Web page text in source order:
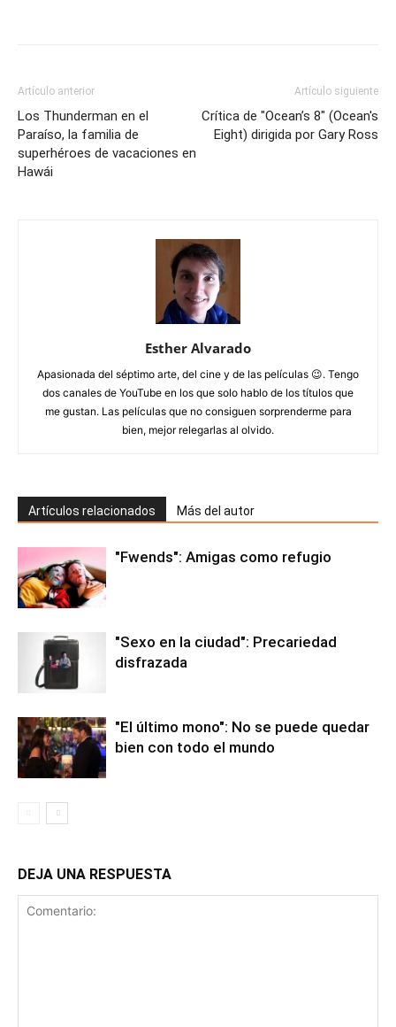
Artículo anterior
Los Thunderman en el
Paraíso, la familia de
superhéroes de vacaciones en
Hawái
Artículo siguiente
Crítica de "Ocean’s 8" (Ocean's
Eight) dirigida por Gary Ross
Esther Alvarado
Apasionada del séptimo arte, del cine y de las películas 😉. Tengo
dos canales de YouTube en los que solo hablo de los títulos que
me gustan. Las películas que no consiguen sorprenderme para
bien, mejor relegarlas al olvido.
Artículos relacionados Más del autor
"Fwends": Amigas como refugio
"Sexo en la ciudad": Precariedad
disfrazada
"El último mono": No se puede quedar
bien con todo el mundo
DEJA UNA RESPUESTA